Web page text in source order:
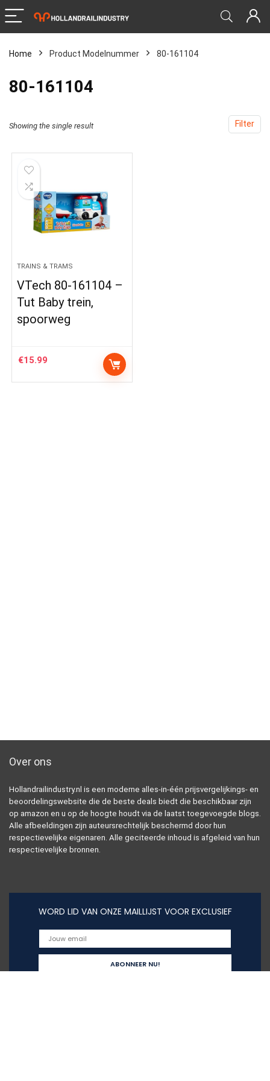
Home Product Modelnummer ‎80-161104
‎80-161104
Filter
Showing the single result
TRAINS & TRAMS
VTech 80-161104 –
Tut Baby trein,
spoorweg
€15.99
Over ons
Hollandrailindustry.nl is een moderne alles-in-één prijsvergelijkings- en
beoordelingswebsite die de beste deals biedt die beschikbaar zijn
op amazon en u op de hoogte houdt via de laatst toegevoegde blogs.
Alle afbeeldingen zijn auteursrechtelijk beschermd door hun
respectievelijke eigenaren. Alle geciteerde inhoud is afgeleid van hun
respectievelijke bronnen.
WORD LID VAN ONZE MAILLIJST VOOR EXCLUSIEF